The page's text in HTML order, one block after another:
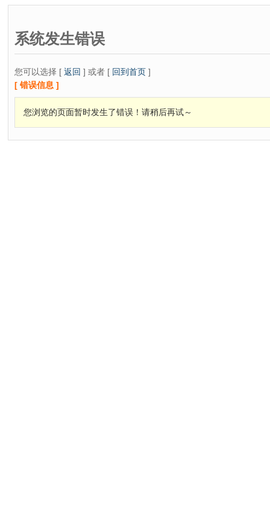
系统发生错误
您可以选择 [ 返回 ] 或者 [ 回到首页 ]
[ 错误信息 ]
您浏览的页面暂时发生了错误！请稍后再试～